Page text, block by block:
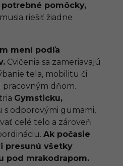
pomôcky,
riešiť žiadne
mení podľa
Cvičenia sa zameriavajú
tela, mobilitu či
pracovným dňom.
Gymsticku,
odporovými gumami,
celé telo a zároveň
Ak počasie
presunú všetky
pod mrakodrapom.